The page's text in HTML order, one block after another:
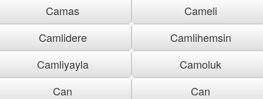
Camas
Cameli
Camlidere
Camlihemsin
Camliyayla
Camoluk
Can
Can